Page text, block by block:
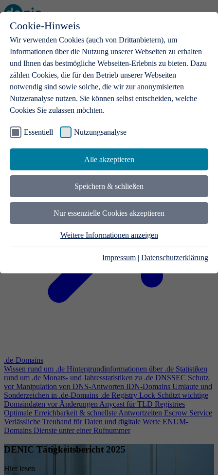
Cookie-Hinweis
Wir verwenden Cookies (auch von Drittanbietern), um
Informationen über die Nutzung unserer Webseiten zu erhalten
und Ihnen das bestmögliche Webseiten-Erlebnis zu bieten. Dazu
zählen Cookies, die für den Betrieb unserer Webseiten
notwendig sind sowie solche, die wir zur anonymisierten
Nutzeranalyse nutzen. Sie können selbst entscheiden, welche
Cookies Sie zulassen möchten.
Essentiell Nutzungsanalyse
Alle akzeptieren
Speichern & schließen
Nur essenzielle Cookies akzeptieren
Weitere Informationen anzeigen
Impressum | Datenschutzerklärung
Open main menu
.de-Domains
Mit einer .de-Domain erhalten Ideen eine Bühne
.de-Domains
Wissen rund um .de Hintergrundinformationen über .de Statistiken
rund um .de Monats- und Jahresstatistiken zu .de DNSSEC Schutz
vor Manipulation von DNS-Antworten IDN-Domains Umlaute und
Sonderzeichen in .de-Domains .de Registry Lock Schützt wichtige
Domaindaten vor ÄnderungenAnycast für TLD Registries
Optimale Erreichbarkeit & schnellste Antwortzeiten Escrow Service
Verlässliche Treuhand für Daten und digitale Werte ENUM-
Domains Dienste unter einer Rufnummer
DENIC Tätigkeitsbericht 2025
Hier lesen